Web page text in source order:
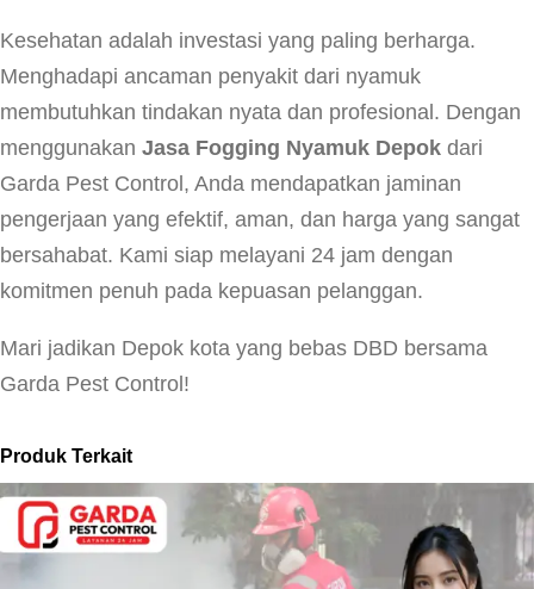
Kesehatan adalah investasi yang paling berharga.
Menghadapi ancaman penyakit dari nyamuk
membutuhkan tindakan nyata dan profesional. Dengan
menggunakan Jasa Fogging Nyamuk Depok dari
Garda Pest Control, Anda mendapatkan jaminan
pengerjaan yang efektif, aman, dan harga yang sangat
bersahabat. Kami siap melayani 24 jam dengan
komitmen penuh pada kepuasan pelanggan.
Mari jadikan Depok kota yang bebas DBD bersama
Garda Pest Control!
Produk Terkait